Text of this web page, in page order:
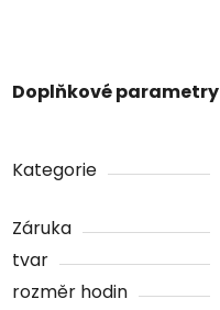
Doplňkové parametry
Kategorie
Záruka
tvar
rozměr hodin